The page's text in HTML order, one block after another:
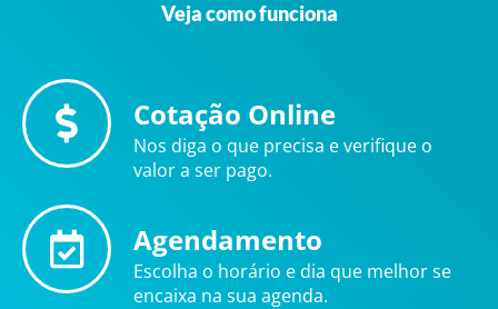
Veja como funciona
Cotação Online
Nos diga o que precisa e verifique o
valor a ser pago.
Agendamento
Escolha o horário e dia que melhor se
encaixa na sua agenda.